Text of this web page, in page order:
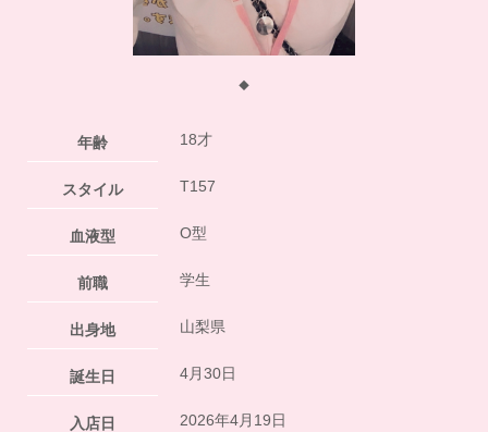
◆
年齢 18才
スタイル T157
血液型 O型
前職 学生
出身地 山梨県
誕生日 4月30日
入店日 2026年4月19日